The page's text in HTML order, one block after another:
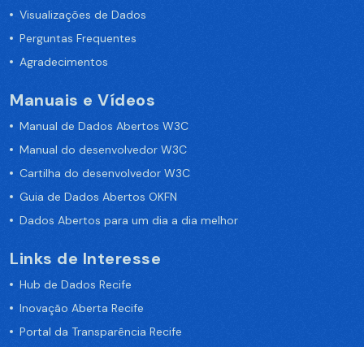
Visualizações de Dados
Perguntas Frequentes
Agradecimentos
Manuais e Vídeos
Manual de Dados Abertos W3C
Manual do desenvolvedor W3C
Cartilha do desenvolvedor W3C
Guia de Dados Abertos OKFN
Dados Abertos para um dia a dia melhor
Links de Interesse
Hub de Dados Recife
Inovação Aberta Recife
Portal da Transparência Recife